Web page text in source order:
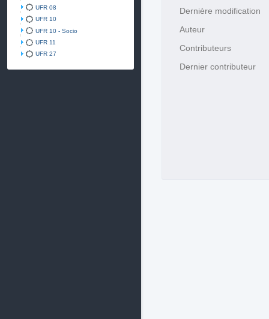
UFR 08
UFR 10
UFR 10 - Socio
UFR 11
UFR 27
Dernière modification
Auteur
Contributeurs
Dernier contributeur